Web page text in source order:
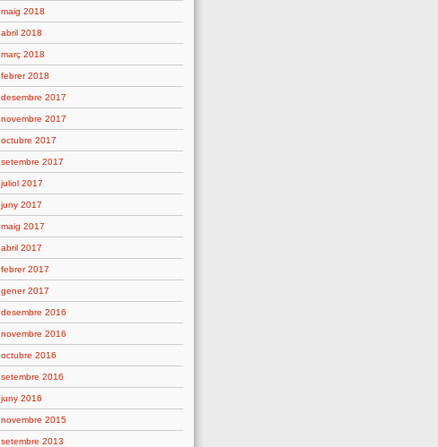
maig 2018
abril 2018
març 2018
febrer 2018
desembre 2017
novembre 2017
octubre 2017
setembre 2017
juliol 2017
juny 2017
maig 2017
abril 2017
febrer 2017
gener 2017
desembre 2016
novembre 2016
octubre 2016
setembre 2016
juny 2016
novembre 2015
setembre 2013